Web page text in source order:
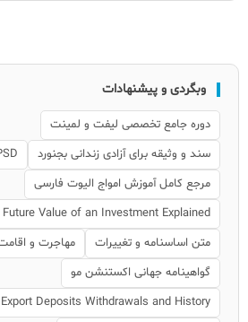
وبگردی و پیشنهادات
دوره جامع تخصصی لیفت و لمینت
سند و وثیقه برای آزادی زندانی بجنورد
مرجع کامل آموزش امواج الیوت فارسی
Future Value of an Investment Explained
متن اساسنامه و تغییرات
مهاجرت و اقامت
گواهینامه جهانی اکستنشن مو
Export Deposits Withdrawals and History